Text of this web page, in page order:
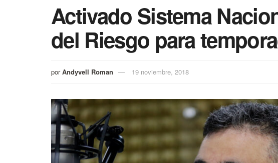
Activado Sistema
del Riesgo para
por Andyvell Roman 19 noviembre, 2018